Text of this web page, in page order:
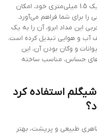
این مداد ابرو شیگلم با نوک فوق‌العاده باریک 1.5 میلی‌متری خود، امکان
برای شما فراهم می‌آورد.
این مداد ابرو، آن را به یک
آب و هوایی تبدیل کرده است.
و وگان بودن آن، این
حساس، مناسب ساخته
استفاده کرد
ظاهری طبیعی و پرپشت، بهتر